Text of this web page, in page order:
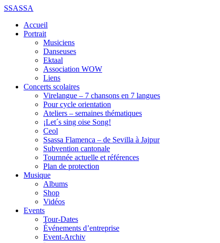
SSASSA
Accueil
Portrait
Musiciens
Danseuses
Ektaal
Association WOW
Liens
Concerts scolaires
Virelangue – 7 chansons en 7 langues
Pour cycle orientation
Ateliers – semaines thématiques
¡Let´s sing oise Song!
Ceol
Ssassa Flamenca – de Sevilla à Jajpur
Subvention cantonale
Tournnée actuelle et références
Plan de protection
Musique
Albums
Shop
Vidéos
Events
Tour-Dates
Événements d’entreprise
Event-Archiv